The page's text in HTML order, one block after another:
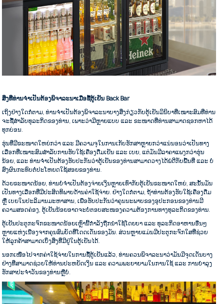
ສິ່ງທີ່ທ່ານຈໍາເປັນຕ້ອງພິຈາລະນາເມື່ອຊື້ຕູ້ເຢັນ Back Bar
ເຖິງຢ່າງໃດກໍ່ຕາມ, ທ່ານຈໍາເປັນຕ້ອງພິຈາລະນາບາງສິ່ງກ່ຽວກັບຕູ້ເຢັນມິນິບາທີ່ເໝາະສົມທີ່ທ່ານ
ຈະຊື້ສໍາລັບທຸລະກິດຂອງທ່ານ, ເພາະວ່າມີຫຼາຍແບບ ແລະ ຂະໜາດທີ່ທ່ານສາມາດຊອກຫາໄດ້
ທຸກບ່ອນ.
ຮຸ່ນທີ່ມີຂະໜາດໃຫຍ່ກວ່າ ແລະ ມີຄວາມຈຸໃນການເກັບຮັກສາຫຼາຍກວ່າແນ່ນອນວ່າເປັນທາງ
ເລືອກທີ່ເໝາະສົມສຳລັບການຮັບໃຊ້ເຄື່ອງດື່ມເຢັນ ແລະ ເບຍ, ແຕ່ມັນມີລາຄາແພງກວ່າຮຸ່ນ
ນ້ອຍ, ແລະ ທ່ານຈຳເປັນຕ້ອງຮັບປະກັນວ່າຕູ້ເຢັນຂອງທ່ານສາມາດວາງໄດ້ພໍດີກັບພື້ນທີ່ ແລະ ບໍ່
ສົ່ງຜົນກະທົບຕໍ່ປະໂຫຍດໃຊ້ສອຍຂອງທ່ານ.
ດ້ວຍຂະໜາດນ້ອຍ, ທ່ານບໍ່ຈຳເປັນຕ້ອງຈ່າຍເງິນຫຼາຍເທົ່າກັບຕູ້ເຢັນຂະໜາດໃຫຍ່, ສະນັ້ນມັນ
ເປັນທາງເລືອກທີ່ມີປະສິດທິພາບດ້ານຄ່າໃຊ້ຈ່າຍ. ຢ່າງໃດກໍຕາມ, ຖ້າທ່ານຕ້ອງຮັບໃຊ້ເຄື່ອງດື່ມ
ຫຼື ເບຍໃນປະລິມານມະຫາສານ, ເພື່ອຮັບປະກັນວ່າຄຸນນະພາບຂອງອຸປະກອນຂອງທ່ານມີ
ຄວາມສອດຄ່ອງ, ຕູ້ເຢັນນ້ອຍອາດຈະບໍ່ຕອບສະໜອງຄວາມຕ້ອງການທາງທຸລະກິດຂອງທ່ານ.
ຕູ້ເຢັນປະຕູກະຈົກຂະໜາດນ້ອຍເຫຼົ່ານີ້ກຳລັງຖືກນຳໃຊ້ໂດຍບາ ແລະ ທຸລະກິດອາຫານອື່ນໆ
ຫຼາຍແຫ່ງເນື່ອງຈາກຄຸນສົມບັດທີ່ໂດດເດັ່ນຂອງມັນ. ສ່ວນຫຼາຍແມ່ນມີປະຕູກະຈົກໃສທີ່ຊ່ວຍ
ໃຫ້ລູກຄ້າສາມາດເບິ່ງສິ່ງທີ່ມີຢູ່ໃນຕູ້ເຢັນໄດ້.
ນອກເໜືອໄປຈາກຄ່າໃຊ້ຈ່າຍໃນການຊື້ຕູ້ເຢັນແລ້ວ, ທ່ານຄວນພິຈາລະນາວ່າມັນມີຈຸດເດັ່ນບາງ
ຢ່າງທີ່ສາມາດຊ່ວຍໃຫ້ທ່ານປະຫຍັດເງິນ ແລະ ຄວາມພະຍາຍາມໃນການໃຊ້ ແລະ ການບຳລຸງ
ຮັກສາປະຈຳວັນຂອງທ່ານຫຼືບໍ່.